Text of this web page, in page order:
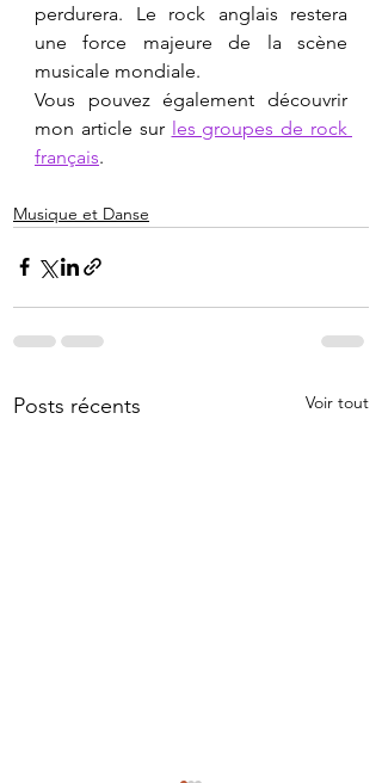
perdurera. Le rock anglais restera
une force majeure de la scène
musicale mondiale.
Vous pouvez également découvrir
mon article sur les groupes de rock
français.
Musique et Danse
Posts récents Voir tout